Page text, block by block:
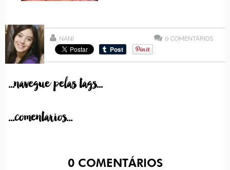
NANI 0 COMENTÁRIOS
...navegue pelas tags...
...comentarios...
0COMENTÁRIOS